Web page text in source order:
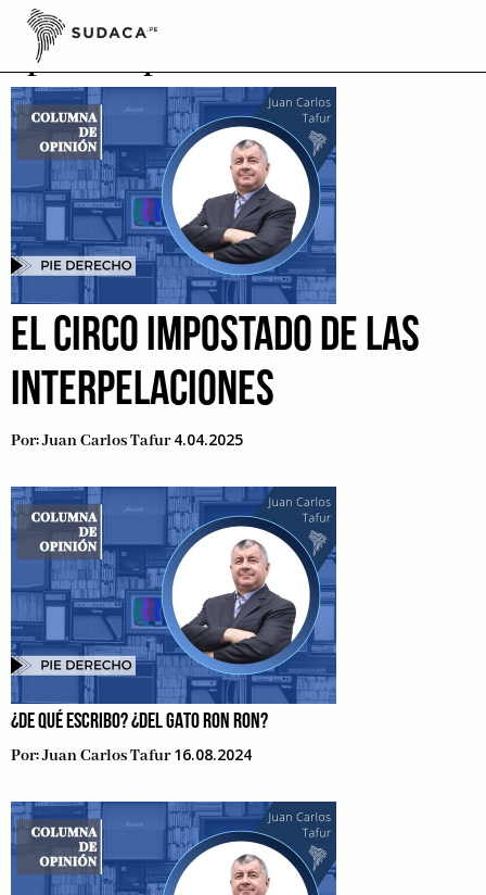
Skip
contentpolítica peruana
EL CIRCO IMPOSTADO DE LAS
INTERPELACIONES
Por:Juan Carlos Tafur 4.04.2025
¿DE QUÉ ESCRIBO? ¿DEL GATO RON RON?
Por:Juan Carlos Tafur 16.08.2024